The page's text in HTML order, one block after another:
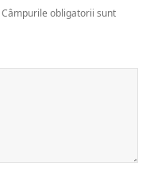
Câmpurile obligatorii sunt